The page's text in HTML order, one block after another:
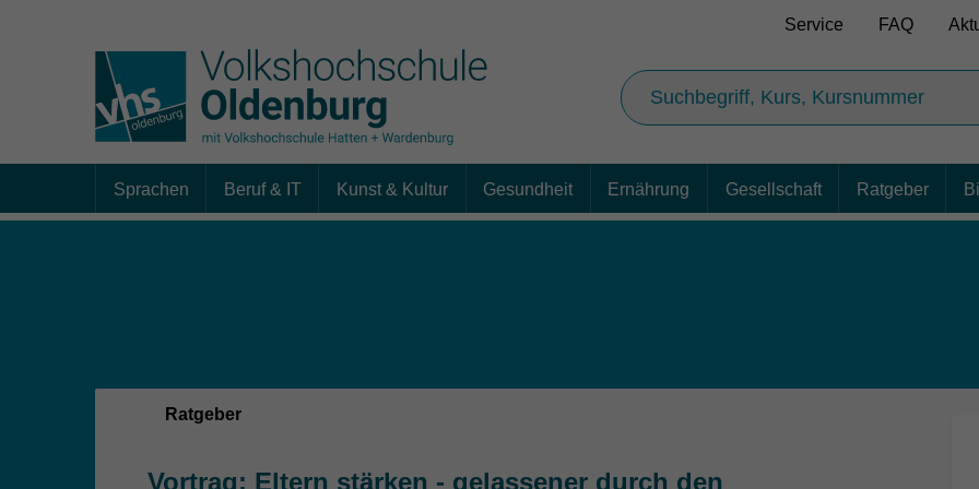
Service FAQ
Sprachen Beruf & IT Kunst & Kultur Gesundheit Ernährung Gesellschaft Ratgeber
Ratgeber
Vortrag: Eltern stärken - gelassener durch den